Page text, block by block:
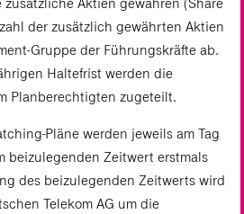
zusätzliche Aktien gewähren (Share
der zusätzlich gewährten Aktien
Gruppe der Führungskräfte ab.
Haltefrist werden die
Planberechtigten zugeteilt.
Pläne werden jeweils am Tag
beizulegenden Zeitwert erstmals
des beizulegenden Zeitwerts wird
Telekom AG um die